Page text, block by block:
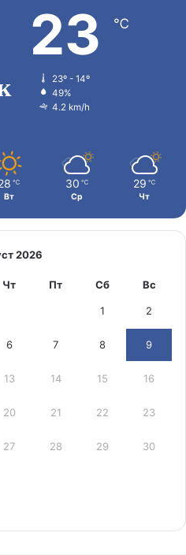
23 ℃
23º - 14º
49%
4.2 km/h
℃
Вт
30 ℃
Ср
29 ℃
Чт
2026
Чт Пт Сб Вс
1 2
6 7 8 9
13 14 15 16
20 21 22 23
27 28 29 30